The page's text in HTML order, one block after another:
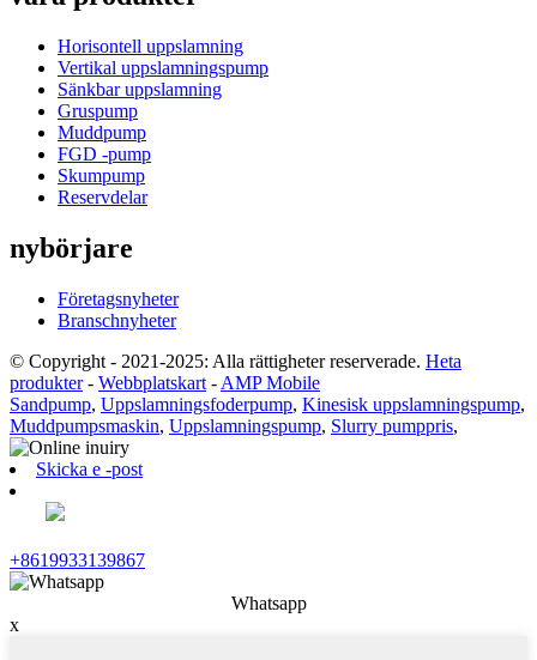
Horisontell uppslamning
Vertikal uppslamningspump
Sänkbar uppslamning
Gruspump
Muddpump
FGD -pump
Skumpump
Reservdelar
nybörjare
Företagsnyheter
Branschnyheter
© Copyright - 2021-2025: Alla rättigheter reserverade. Heta
produkter- Webbplatskart - AMP Mobile
Sandpump, Uppslamningsfoderpump, Kinesisk uppslamningspump,
Muddpumpsmaskin, Uppslamningspump, Slurry pumppris,
Skicka e -post
+8619933139867
Whatsapp
x